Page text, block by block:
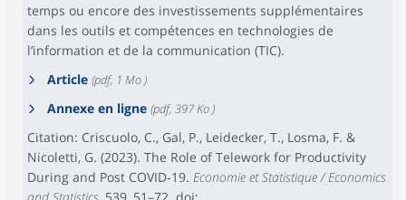
temps ou encore des investissements supplémentaires
dans les outils et compétences en technologies de
l’information et de la communication (TIC).
Article (pdf, 1 Mo )
Annexe en ligne (pdf, 397 Ko )
Citation: Criscuolo, C., Gal, P., Leidecker, T., Losma, F. &
Nicoletti, G. (2023). The Role of Telework for Productivity
During and Post COVID‑19. Economie et Statistique / Economics